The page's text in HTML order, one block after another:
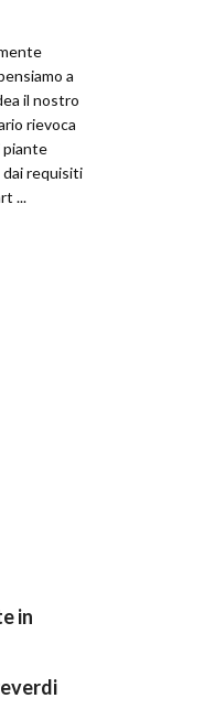
a
il nostro
rievoca
piante
requisiti
...
in